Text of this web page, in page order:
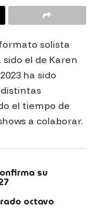
solista
el de Karen
ha sido
el tiempo de
a colaborar.
su
octavo